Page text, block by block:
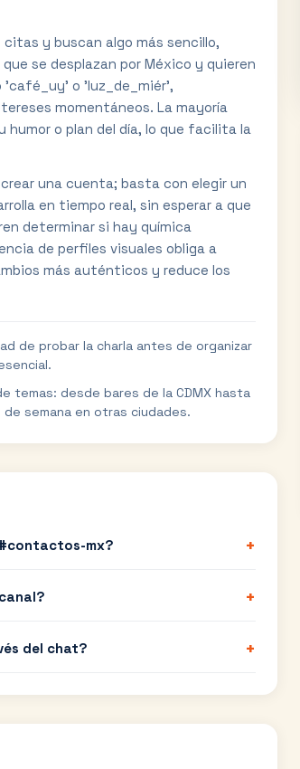
y buscan algo más sencillo,
se desplazan por México y quieren
'café_uy' o 'luz_de_miér',
momentáneos. La mayoría
humor o plan del día, lo que facilita la
una cuenta; basta con elegir un
en tiempo real, sin esperar a que
determinar si hay química
de perfiles visuales obliga a
más auténticos y reduce los
de probar la charla antes de organizar
temas: desde bares de la CDMX hasta
semana en otras ciudades.
mx? +
+
del chat? +